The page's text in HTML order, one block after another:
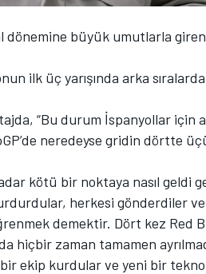
dönemine büyük umutlarla
ilk üç yarışında arka
“Bu durum İspanyollar için
neredeyse gridin dörtte
kötü bir noktaya nasıl geldi
herkesi gönderdiler ve
demektir. Dört kez Red
hiçbir zaman tamamen
bir ekip kurdular ve yeni bir